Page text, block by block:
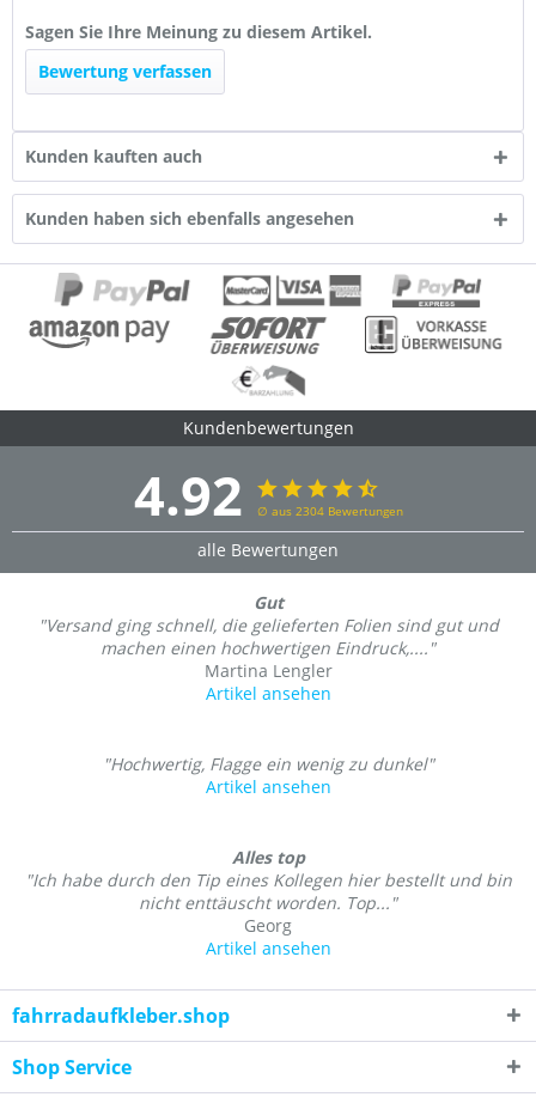
Sagen Sie Ihre Meinung zu diesem Artikel.
Bewertung verfassen
Kunden kauften auch
Kunden haben sich ebenfalls angesehen
Kundenbewertungen
4.92 ∅ aus 2304 Bewertungen
alle Bewertungen
Gut
"Versand ging schnell, die gelieferten Folien sind gut und
machen einen hochwertigen Eindruck,...."
Martina Lengler
Artikel ansehen
"Hochwertig, Flagge ein wenig zu dunkel"
Artikel ansehen
Alles top
"Ich habe durch den Tip eines Kollegen hier bestellt und bin
nicht enttäuscht worden. Top..."
Georg
Artikel ansehen
fahrradaufkleber.shop
Shop Service